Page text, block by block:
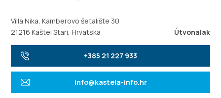
Villa Nika, Kamberovo šetalište 30
21216 Kaštel Stari, Hrvatska
Útvonalak
+385 21 227 933
info@kastela-info.hr